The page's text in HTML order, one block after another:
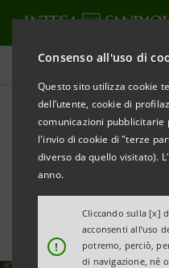
Consenso all'uso di
Questo sito utilizza cookie
dell’utente, cookie di
comunicazioni pubblicitarie
l'invio di cookie di "terze
diverso da quello visitato).
anno.
!
Cliccando sulla [x]
acconsenti all’uso
potremo, perciò,
di navigazione, né
Area Media
Il
guida la